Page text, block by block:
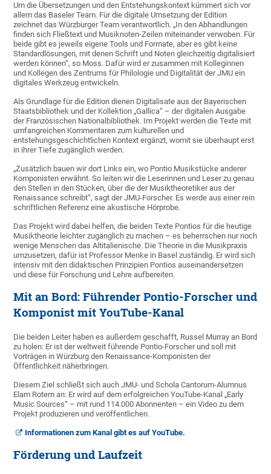
Um die Übersetzungen und den Entstehungskontext kümmert sich vor
allem das Baseler Team. Für die digitale Umsetzung der Edition
zeichnet das Würzburger Team verantwortlich. „In den Abhandlungen
finden sich Fließtext und Musiknoten-Zeilen miteinander verwoben. Für
beide gibt es jeweils eigene Tools und Formate, aber es gibt keine
Standardlösungen, mit denen Schrift und Noten gleichzeitig digitalisiert
werden können“, so Moss. Dafür wird er zusammen mit Kolleginnen
und Kollegen des Zentrums für Philologie und Digitalität der JMU ein
digitales Werkzeug entwickeln.
Als Grundlage für die Edition dienen Digitalisate aus der Bayerischen
Staatsbibliothek und der Kollektion „Gallica“ – der digitalen Ausgabe
der Französischen Nationalbibliothek. Im Projekt werden die Texte mit
umfangreichen Kommentaren zum kulturellen und
entstehungsgeschichtlichen Kontext ergänzt, womit sie überhaupt erst
in ihrer Tiefe zugänglich werden.
„Zusätzlich bauen wir dort Links ein, wo Pontio Musikstücke anderer
Komponisten erwähnt. So leiten wir die Leserinnen und Leser zu genau
den Stellen in den Stücken, über die der Musiktheoretiker aus der
Renaissance schreibt“, sagt der JMU-Forscher. Es werde aus einer rein
schriftlichen Referenz eine akustische Hörprobe.
Das Projekt wird dabei helfen, die beiden Texte Pontios für die heutige
Musiktheorie leichter zugänglich zu machen – es beherrschen nur noch
wenige Menschen das Altitalienische. Die Theorie in die Musikpraxis
umzusetzen, dafür ist Professor Menke in Basel zuständig. Er wird sich
intensiv mit den didaktischen Prinzipien Pontios auseinandersetzen
und diese für Forschung und Lehre aufbereiten.
Mit an Bord: Führender Pontio-Forscher und
Komponist mit YouTube-Kanal
Die beiden Leiter haben es außerdem geschafft, Russel Murray an Bord
zu holen: Er ist der weltweit führende Pontio-Forscher und soll mit
Vorträgen in Würzburg den Renaissance-Komponisten der
Öffentlichkeit näherbringen.
Diesem Ziel schließt sich auch JMU- und Schola Cantorum-Alumnus
Elam Rotem an: Er wird auf dem erfolgreichen YouTube-Kanal „Early
Music Sources“ – mit rund 114.000 Abonnenten – ein Video zu dem
Projekt produzieren und veröffentlichen.
Informationen zum Kanal gibt es auf YouTube.
Förderung und Laufzeit